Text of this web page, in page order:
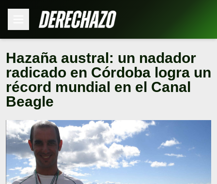
Hazaña austral: un nadador
radicado en Córdoba logra un
récord mundial en el Canal
Beagle